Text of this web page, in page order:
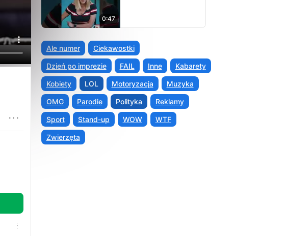
0:47
Ale numer Ciekawostki
Dzień po imprezie FAIL Inne Kabarety
Kobiety LOL Motoryzacja Muzyka
OMG Parodie Polityka Reklamy
Sport Stand-up WOW WTF
Zwierzęta